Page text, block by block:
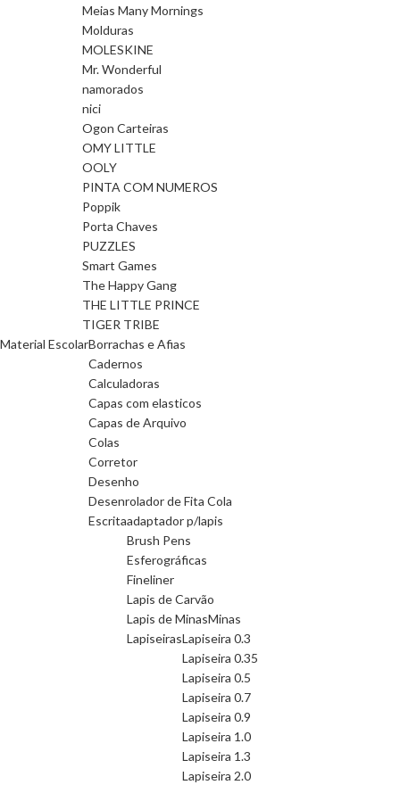
Meias Many Mornings
Molduras
MOLESKINE
Mr. Wonderful
namorados
nici
Ogon Carteiras
OMY LITTLE
OOLY
PINTA COM NUMEROS
Poppik
Porta Chaves
PUZZLES
Smart Games
The Happy Gang
THE LITTLE PRINCE
TIGER TRIBE
Material EscolarBorrachas e Afias
Cadernos
Calculadoras
Capas com elasticos
Capas de Arquivo
Colas
Corretor
Desenho
Desenrolador de Fita Cola
Escritaadaptador p/lapis
Brush Pens
Esferográficas
Fineliner
Lapis de Carvão
Lapis de MinasMinas
LapiseirasLapiseira 0.3
Lapiseira 0.35
Lapiseira 0.5
Lapiseira 0.7
Lapiseira 0.9
Lapiseira 1.0
Lapiseira 1.3
Lapiseira 2.0